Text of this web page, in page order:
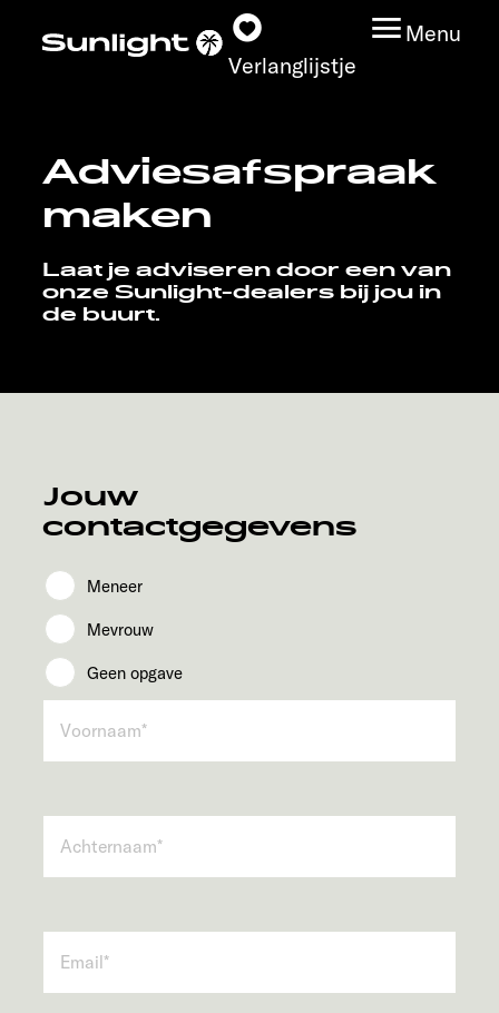
Verlanglijstje
Menu
Modeloverzicht
Vind jouw Sunlight
Service
Adviesafspraak
maken
Laat je adviseren door een van
onze Sunlight-dealers bij jou in
de buurt.
Jouw
contactgegevens
Meneer
Mevrouw
Geen opgave